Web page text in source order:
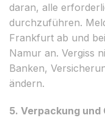
daran, alle
durchzuführen.
Frankfurt ab und
Namur an. Vergiss
Banken,
ändern.
5. Verpackung und